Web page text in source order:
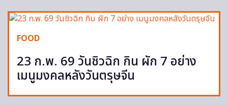
FOOD
23 ก.พ. 69 วันชิวฉิก กิน ผัก 7 อย่าง
เมนูมงคลหลังวันตรุษจีน